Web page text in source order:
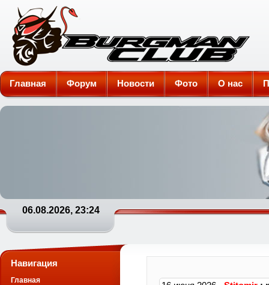
Burgman-Club
Главная Форум Новости Фото О нас
06.08.2026, 23:24
Навигация
Главная